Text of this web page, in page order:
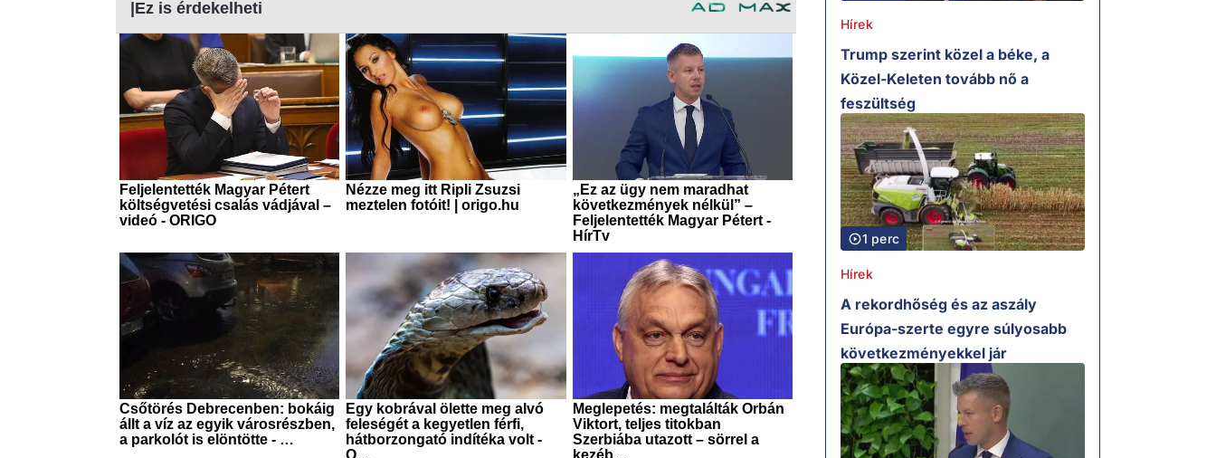
Hírek
Trump szerint közel a béke, a
Közel-Keleten tovább nő a
feszültség
1 perc
Hírek
A rekordhőség és az aszály
Európa-szerte egyre súlyosabb
következményekkel jár